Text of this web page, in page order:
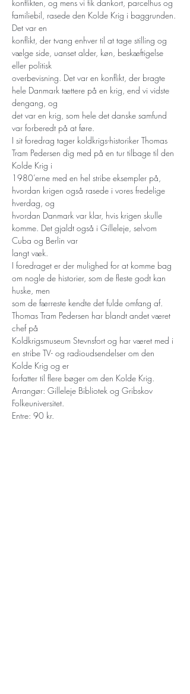
konflikten, og mens vi fik dankort, parcelhus og
familiebil, rasede den Kolde Krig i baggrunden.
Det var en
konflikt, der tvang enhver til at tage stilling og
vælge side, uanset alder, køn, beskæftigelse
eller politisk
overbevisning. Det var en konflikt, der bragte
hele Danmark tættere på en krig, end vi vidste
dengang, og
det var en krig, som hele det danske samfund
var forberedt på at føre.
I sit foredrag tager koldkrigs-historiker Thomas
Tram Pedersen dig med på en tur tilbage til den
Kolde Krig i
1980’erne med en hel stribe eksempler på,
hvordan krigen også rasede i vores fredelige
hverdag, og
hvordan Danmark var klar, hvis krigen skulle
komme. Det gjaldt også i Gilleleje, selvom
Cuba og Berlin var
langt væk.
I foredraget er der mulighed for at komme bag
om nogle de historier, som de fleste godt kan
huske, men
som de færreste kendte det fulde omfang af.
Thomas Tram Pedersen har blandt andet været
chef på
Koldkrigsmuseum Stevnsfort og har været med i
en stribe TV- og radioudsendelser om den
Kolde Krig og er
forfatter til flere bøger om den Kolde Krig.
Arrangør: Gilleleje Bibliotek og Gribskov
Folkeuniversitet.
Entre: 90 kr.